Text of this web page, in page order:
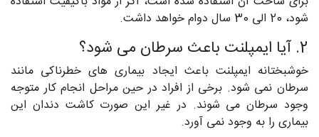
شود، 20 الی 30 سال دوام خواهد داشت.
2. آیا ایمپلنت باعث سرطان می‌ شود؟
خوشبختانه ایمپلنت باعث ایجاد بیماری‌ های خطرناکی مانند
سرطان نمی‌ شود. برخی از افراد در حین مراحل انجام کار متوجه
وجود سرطان می‌ شوند. در غیر این صورت کاشت دندان این
بیماری را به وجود نمی‌ آورد.